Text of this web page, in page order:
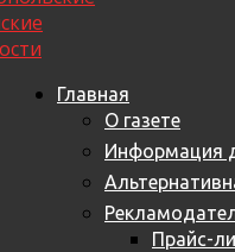
Главная
О газете
Информация
Прайс-